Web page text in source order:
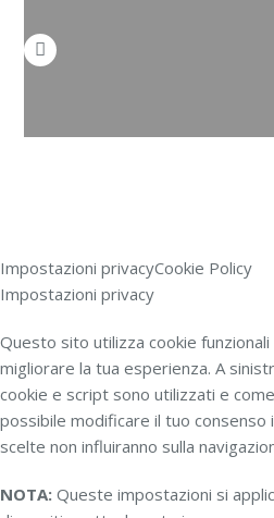
Impostazioni privacyCookie Policy
Impostazioni privacy
Questo sito utilizza cookie
migliorare la tua esperienza. A
cookie e script sono utilizzati e
possibile modificare il tuo consenso
scelte non influiranno sulla
NOTA: Queste impostazioni si